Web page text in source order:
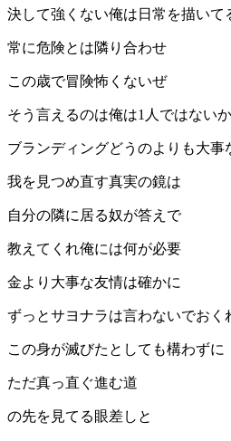
決して強くない俺は日常を描いて
常に危険とは隣り合わせ
この歳で冒険怖くないぜ
そう言えるのは俺は1人ではない
ブランディングどうのよりも大事
我を見つめ直す真実の鏡は
自分の隣に居る奴が答えで
教えてくれ俺には何が必要
金より大事な友情は確かに
ずっとサヨナラは言わないでおく
この身が滅びたとしても構わずに
ただ真っ直ぐ進む道
の先を見てる眼差しと